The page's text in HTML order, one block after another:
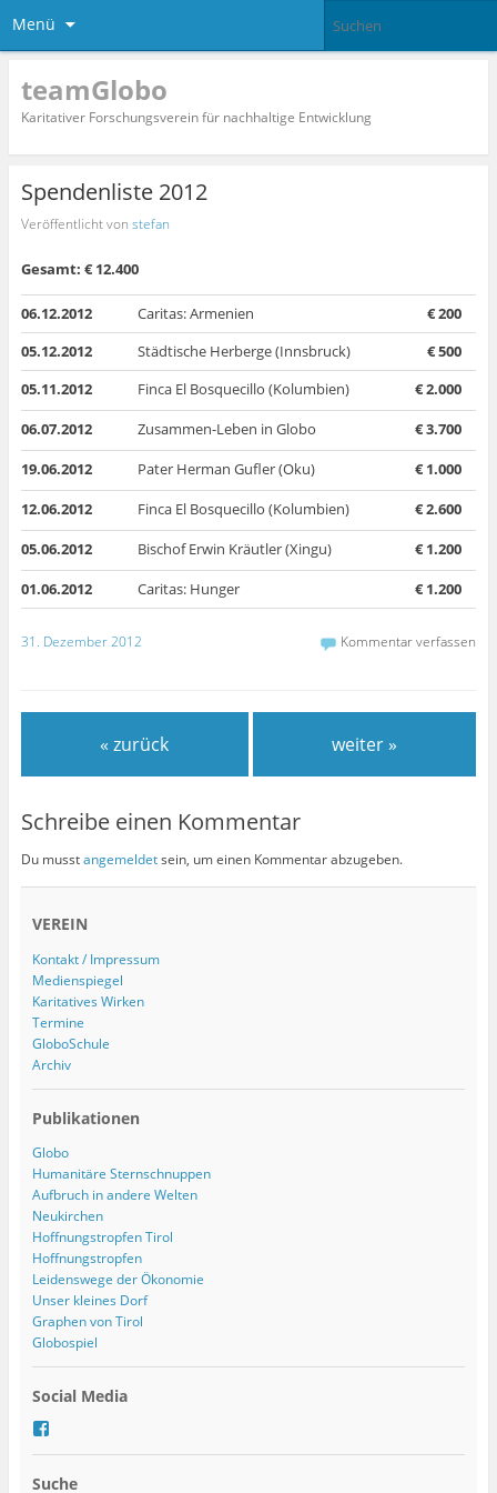
Menü
teamGlobo
Karitativer Forschungsverein für nachhaltige Entwicklung
Spendenliste 2012
Veröffentlicht von stefan
Gesamt: € 12.400
06.12.2012 Caritas: Armenien
€ 200
05.12.2012
Städtische Herberge (Innsbruck)
€ 500
05.11.2012
Finca El Bosquecillo (Kolumbien)
€ 2.000
06.07.2012
Zusammen-Leben in Globo
€ 3.700
19.06.2012
Pater Herman Gufler (Oku)
€ 1.000
12.06.2012
Finca El Bosquecillo (Kolumbien)
€ 2.600
05.06.2012
Bischof Erwin Kräutler (Xingu)
€ 1.200
01.06.2012
Caritas: Hunger € 1.200
31. Dezember 2012 Kommentar verfassen
« zurück weiter »
Schreibe einen Kommentar
Du musstangemeldetsein, um einen Kommentar abzugeben.
VEREIN
Kontakt / Impressum
Medienspiegel
Karitatives Wirken
Termine
GloboSchule
Archiv
Publikationen
Globo
Humanitäre Sternschnuppen
Aufbruch in andere Welten
Neukirchen
Hoffnungstropfen Tirol
Hoffnungstropfen
Leidenswege der Ökonomie
Unser kleines Dorf
Graphen von Tirol
Globospiel
Social Media
f
Suche